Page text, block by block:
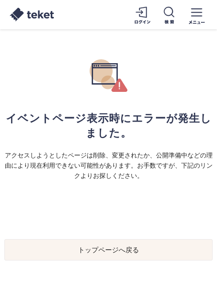
イベントページ表示時にエラーが発生し
ました。
アクセスしようとしたページは削除、変更されたか、公開準備中などの理
由により現在利用できない可能性があります。お手数ですが、下記のリン
クよりお探しください。
トップページへ戻る